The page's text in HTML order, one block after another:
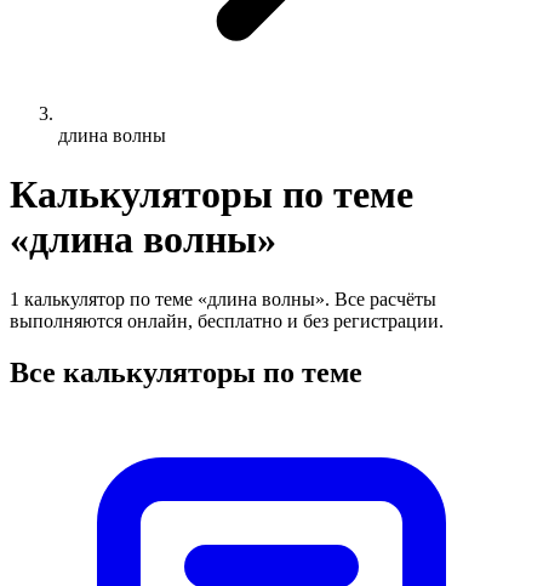
длина волны
Калькуляторы по теме
«длина волны»
1 калькулятор по теме «длина волны». Все расчёты
выполняются онлайн, бесплатно и без регистрации.
Все калькуляторы по теме